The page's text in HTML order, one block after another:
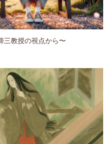
三教授の視点から〜